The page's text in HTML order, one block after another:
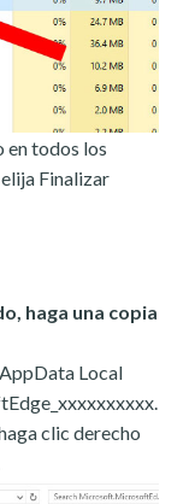
en todos los
Finalizar
haga una copia
Local
clic derecho